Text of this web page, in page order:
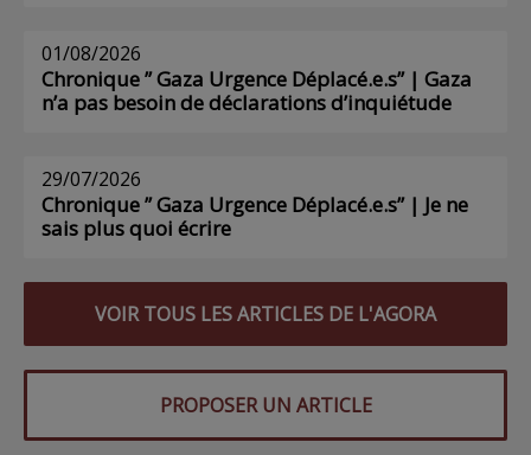
01/08/2026
Chronique ” Gaza Urgence Déplacé.e.s” | Gaza
n’a pas besoin de déclarations d’inquiétude
29/07/2026
Chronique ” Gaza Urgence Déplacé.e.s” | Je ne
sais plus quoi écrire
VOIR TOUS LES ARTICLES DE L'AGORA
PROPOSER UN ARTICLE